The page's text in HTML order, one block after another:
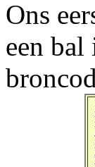
Ons
een